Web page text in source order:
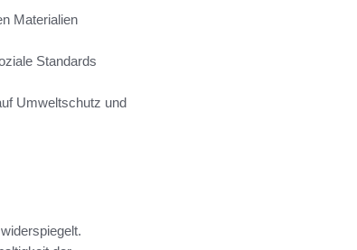
Materialien
Standards
Umweltschutz und